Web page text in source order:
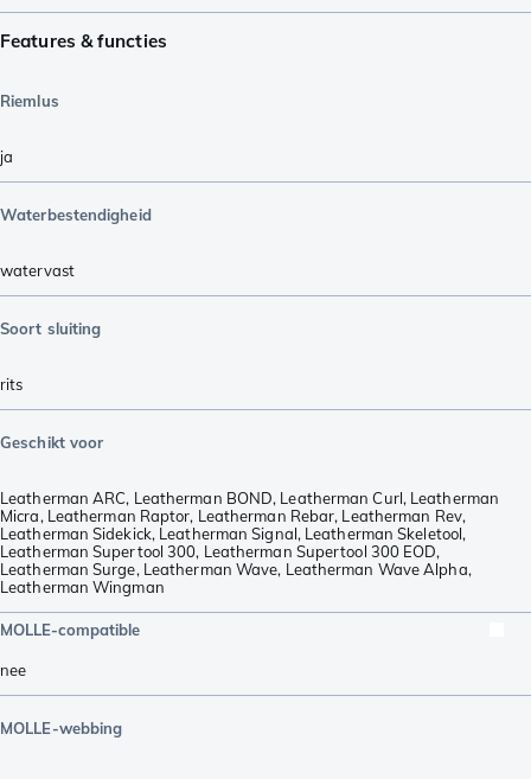
Features & functies
Riemlus
ja
Waterbestendigheid
watervast
Soort sluiting
rits
Geschikt voor
Leatherman ARC, Leatherman BOND, Leatherman Curl, Leatherman
Micra, Leatherman Raptor, Leatherman Rebar, Leatherman Rev,
Leatherman Sidekick, Leatherman Signal, Leatherman Skeletool,
Leatherman Supertool 300, Leatherman Supertool 300 EOD,
Leatherman Surge, Leatherman Wave, Leatherman Wave Alpha,
Leatherman Wingman
MOLLE-compatible
nee
MOLLE-webbing